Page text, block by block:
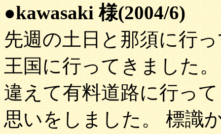
●kawasaki 様(2004/6)
先週の土日と那須に行
王国に行ってきました
違えて有料道路に行っ
思いをしました。 標識